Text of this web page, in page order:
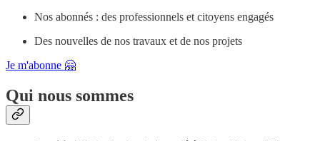
Nos abonnés : des professionnels et citoyens engagés
Des nouvelles de nos travaux et de nos projets
Je m'abonne 🤗
Qui nous sommes